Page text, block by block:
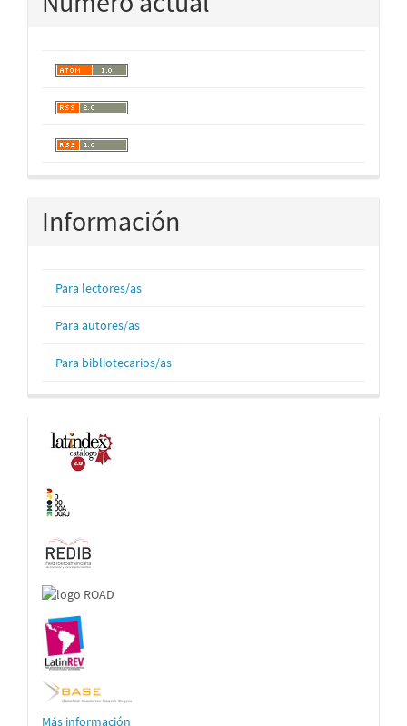
Información
Para lectores/as
Para autores/as
Para bibliotecarios/as
Indexaciones
Más información